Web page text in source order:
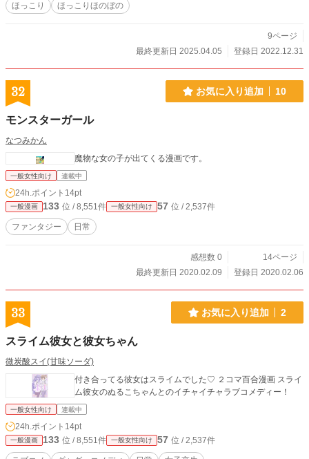
ほっこり
ほっこりほのぼの
9ページ
最終更新日 2025.04.05
登録日 2022.12.31
32 お気に入り追加 10
モンスターガール
なつみかん
魔物な女の子が出てくる漫画です。
一般女性向け 連載中
24h.ポイント 14pt
一般漫画 133 位 / 8,551件 一般女性向け 57 位 / 2,537件
ファンタジー 日常
感想数 0
14ページ
最終更新日 2020.02.09
登録日 2020.02.06
33 お気に入り追加 2
スライム彼女と彼女ちゃん
微炭酸スイ(甘味ソーダ)
付き合ってる彼女はスライムでした♡ ２コマ百合漫画 スライ
ム彼女のぬるこちゃんとのイチャイチャラブコメディー！
一般女性向け 連載中
24h.ポイント 14pt
一般漫画 133 位 / 8,551件 一般女性向け 57 位 / 2,537件